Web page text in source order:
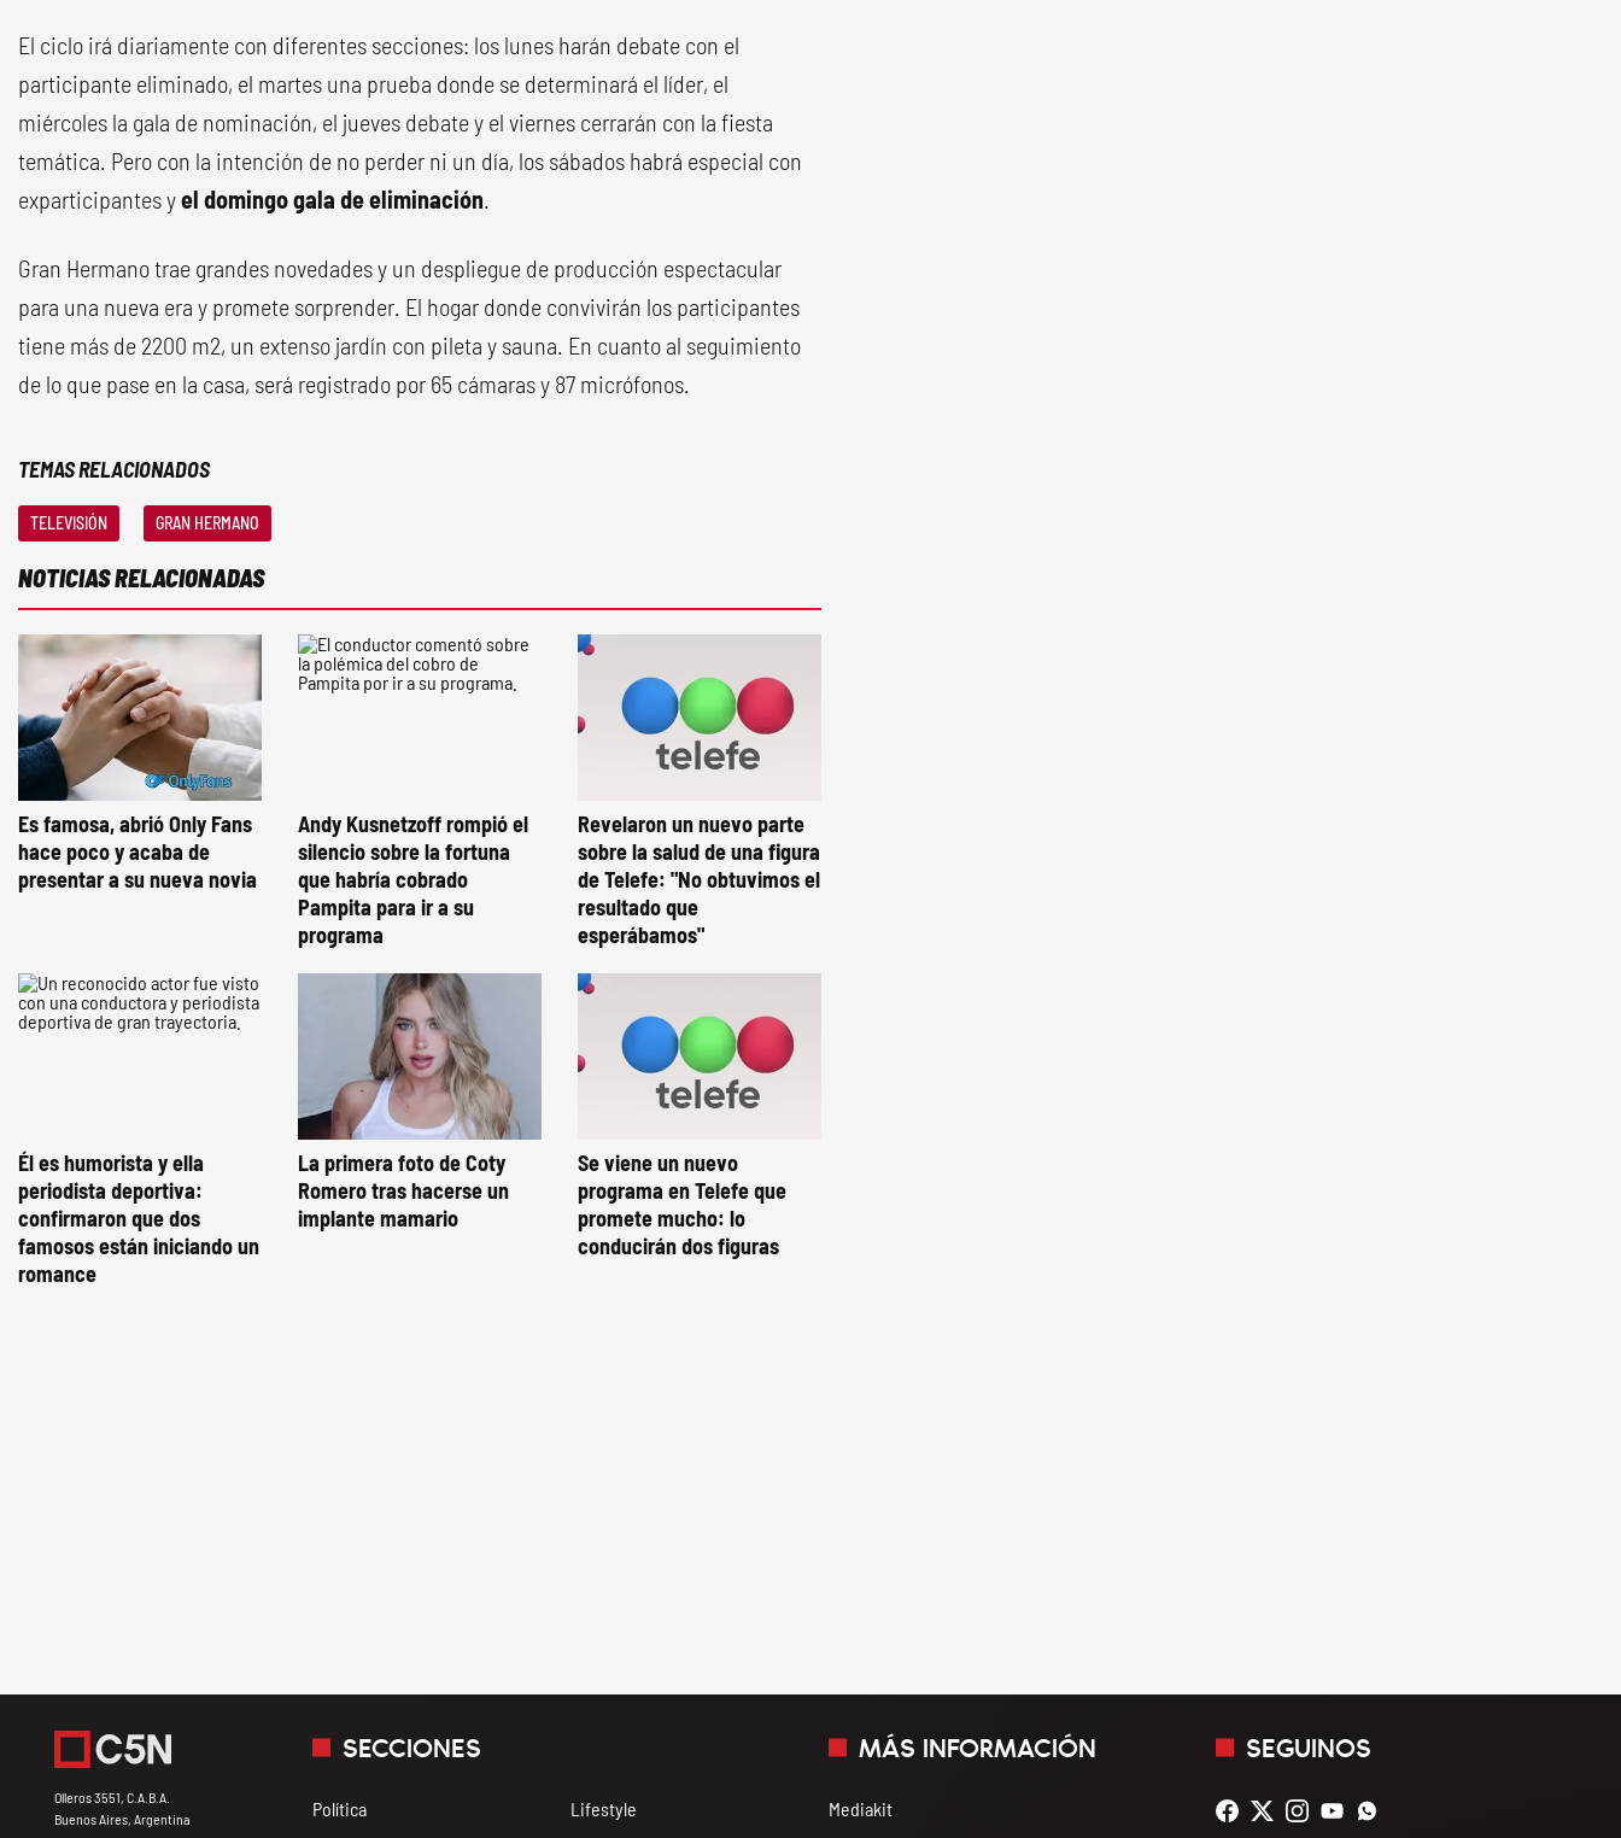
El ciclo irá diariamente con diferentes secciones: los lunes harán debate con el
participante eliminado, el martes una prueba donde se determinará el líder, el
miércoles la gala de nominación, el jueves debate y el viernes cerrarán con la fiesta
temática. Pero con la intención de no perder ni un día, los sábados habrá especial con
exparticipantes yel domingo gala de eliminación.
Gran Hermano trae grandes novedades y un despliegue de producción espectacular
para una nueva era y promete sorprender. El hogar donde convivirán los participantes
tiene más de 2200 m2, un extenso jardín con pileta y sauna. En cuanto al seguimiento
de lo que pase en la casa, será registrado por 65 cámaras y 87 micrófonos.
TEMAS RELACIONADOS
TELEVISIÓN GRAN HERMANO
NOTICIAS RELACIONADAS
Es famosa, abrió Only Fans
hace poco y acaba de
presentar a su nueva novia
Andy Kusnetzoff rompió el
silencio sobre la fortuna
que habría cobrado
Pampita para ir a su
programa
Revelaron un nuevo parte
sobre la salud de una figura
de Telefe: "No obtuvimos el
resultado que
esperábamos"
Él es humorista y ella
periodista deportiva:
confirmaron que dos
famosos están iniciando un
romance
La primera foto de Coty
Romero tras hacerse un
implante mamario
Se viene un nuevo
programa en Telefe que
promete mucho: lo
conducirán dos figuras
Olleros 3551, C.A.B.A.
Buenos Aires, Argentina
SECCIONES
Política Lifestyle
MÁS INFORMACIÓN
Mediakit
SEGUINOS